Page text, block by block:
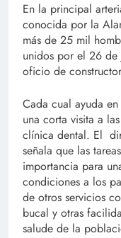
En la principal
conocida por la
más de 25 mil
unidos por el 26 de
oficio de
Cada cual ayuda
una corta visita a
clínica dental. El
señala que las
importancia para
condiciones a los
de otros servicios
bucal y otras
salude de la